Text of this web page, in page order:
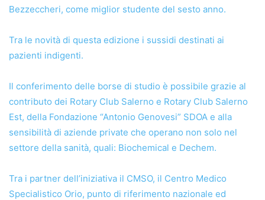
Bezzeccheri, come miglior studente del sesto anno.
Tra le novità di questa edizione i sussidi destinati ai
pazienti indigenti.
Il conferimento delle borse di studio è possibile grazie al
contributo dei Rotary Club Salerno e Rotary Club Salerno
Est, della Fondazione “Antonio Genovesi” SDOA e alla
sensibilità di aziende private che operano non solo nel
settore della sanità, quali: Biochemical e Dechem.
Tra i partner dell’iniziativa il CMSO, il Centro Medico
Specialistico Orio, punto di riferimento nazionale ed